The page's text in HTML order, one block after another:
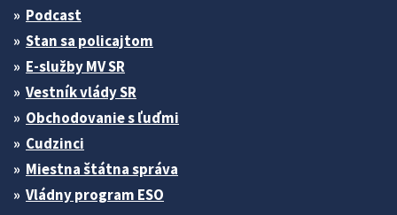
Podcast
Stan sa policajtom
E-služby MV SR
Vestník vlády SR
Obchodovanie s ľuďmi
Cudzinci
Miestna štátna správa
Vládny program ESO